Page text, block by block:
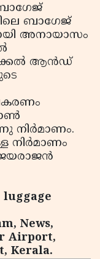
ബാഗേജ്
അനായാസം
ആന്‍ഡ്
നിര്‍മാണം.
നിര്‍മാണം
ജയരാജന്‍
News,
Airport,
Kerala.